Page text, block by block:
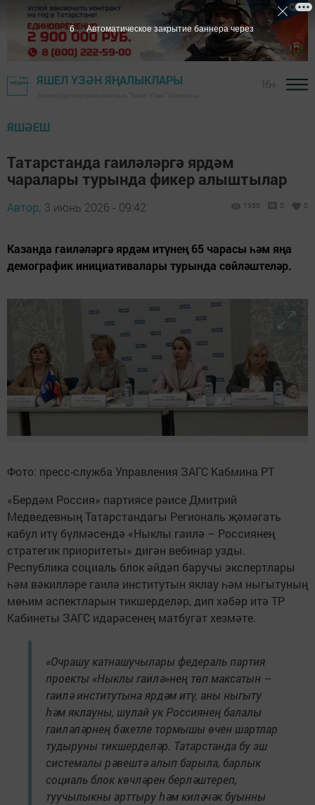
ЯШЕЛ ҮЗӘН ЯҢАЛЫКЛАРЫ
ЯШӘЕШ
Татарстанда гаиләләргә ярдәм
чаралары турында фикер алыштылар
Автор, 3 июнь 2026 - 09:42 1350 0 0
Казанда гаиләләргә ярдәм итүнең 65 чарасы һәм яңа
демографик инициативалары турында сөйләштеләр.
Фото: пресс-служба Управления ЗАГС Кабмина РТ
«Бердәм Россия» партиясе рәисе Дмитрий
Медведевның Татарстандагы Региональ җәмәгать
кабул итү бүлмәсендә «Ныклы гаилә – Россиянең
стратегик приоритеты» дигән вебинар узды.
Республика социаль блок әйдәп баручы экспертлары
һәм вәкилләре гаилә институтын яклау һәм ныгытуның
мөһим аспектларын тикшерделәр, дип хәбәр итә ТР
Кабинеты ЗАГС идарәсенең матбугат хезмәте.
«Очрашу катнашучылары федераль партия
проекты «Ныклы гаилә»нең төп максатын –
гаилә институтына ярдәм итү, аны ныгыту
һәм яклауны, шулай ук Россиянең балалы
гаиләләрнең бәхетле тормышы өчен шартлар
тудыруны тикшерделәр. Татарстанда бу эш
системалы рәвештә алып барыла, барлык
социаль блок көчләрен берләштереп,
туучылыкны арттыру һәм киләчәк буынны
5 Автоматическое закрытие баннера через